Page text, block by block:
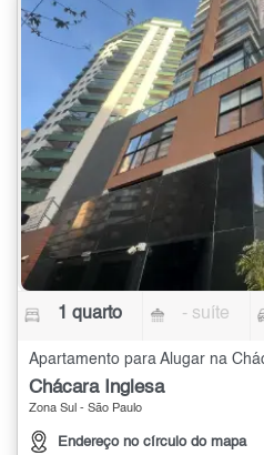
1 quarto - suíte
Chácara Inglesa
Zona Sul - São Paulo
Endereço no círculo do mapa